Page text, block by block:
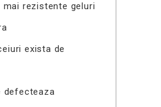
mai rezistente geluri
exista de
defecteaza